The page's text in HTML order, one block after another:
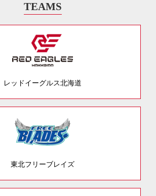
TEAMS
レッドイーグルス北海道
東北フリーブレイズ